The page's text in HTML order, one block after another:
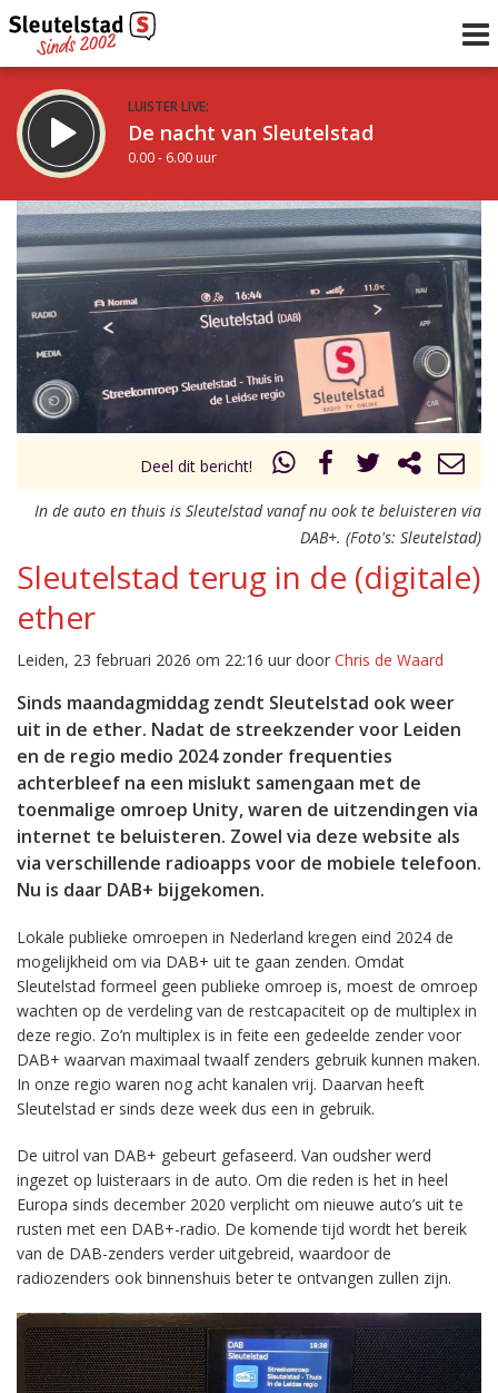
LUISTER LIVE:
De nacht van Sleutelstad
0.00 - 6.00 uur
STRAKS:
De ochtend van Sleutelstad
6.00 - 12.00 uur
Vorig uur
uur 1 van 0 Volgend uur
Deel dit bericht!
In de auto en thuis is Sleutelstad vanaf nu ook te beluisteren via
DAB+. (Foto's: Sleutelstad)
Sleutelstad terug in de (digitale)
ether
Leiden, 23 februari 2026 om 22:16 uur door Chris de Waard
Sinds maandagmiddag zendt Sleutelstad ook weer
uit in de ether. Nadat de streekzender voor Leiden
en de regio medio 2024 zonder frequenties
achterbleef na een mislukt samengaan met de
toenmalige omroep Unity, waren de uitzendingen via
internet te beluisteren. Zowel via deze website als
via verschillende radioapps voor de mobiele telefoon.
Nu is daar DAB+ bijgekomen.
Lokale publieke omroepen in Nederland kregen eind 2024 de
mogelijkheid om via DAB+ uit te gaan zenden. Omdat
Sleutelstad formeel geen publieke omroep is, moest de omroep
wachten op de verdeling van de restcapaciteit op de multiplex in
deze regio. Zo’n multiplex is in feite een gedeelde zender voor
DAB+ waarvan maximaal twaalf zenders gebruik kunnen maken.
In onze regio waren nog acht kanalen vrij. Daarvan heeft
Sleutelstad er sinds deze week dus een in gebruik.
De uitrol van DAB+ gebeurt gefaseerd. Van oudsher werd
ingezet op luisteraars in de auto. Om die reden is het in heel
Europa sinds december 2020 verplicht om nieuwe auto’s uit te
rusten met een DAB+-radio. De komende tijd wordt het bereik
van de DAB-zenders verder uitgebreid, waardoor de
radiozenders ook binnenshuis beter te ontvangen zullen zijn.